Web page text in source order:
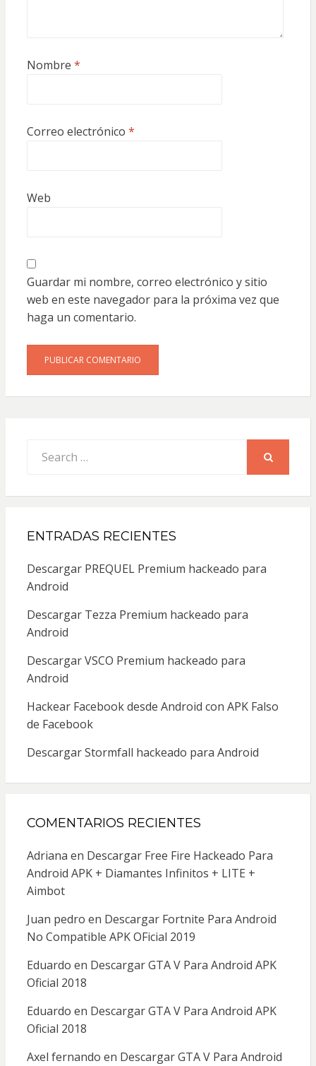
Nombre *
Correo electrónico *
Web
Guardar mi nombre, correo electrónico y sitio
web en este navegador para la próxima vez que
haga un comentario.
for:
ENTRADAS RECIENTES
Descargar PREQUEL Premium hackeado para
Android
Descargar Tezza Premium hackeado para
Android
Descargar VSCO Premium hackeado para
Android
Hackear Facebook desde Android con APK Falso
de Facebook
Descargar Stormfall hackeado para Android
COMENTARIOS RECIENTES
Adriana en Descargar Free Fire Hackeado Para
Android APK + Diamantes Infinitos + LITE +
Aimbot
Juan pedro en Descargar Fortnite Para Android
No Compatible APK OFicial 2019
Eduardo en Descargar GTA V Para Android APK
Oficial 2018
Eduardo en Descargar GTA V Para Android APK
Oficial 2018
Axel fernando en Descargar GTA V Para Android